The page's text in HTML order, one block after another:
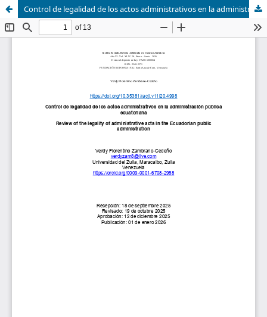
Control de legalidad de los actos administrativos en la administración pública ecuatoriana